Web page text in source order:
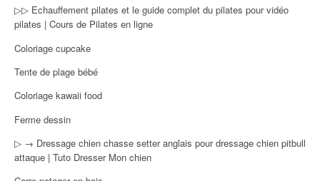
▷▷ Echauffement pilates et le guide complet du pilates pour vidéo
pilates | Cours de Pilates en ligne
Coloriage cupcake
Tente de plage bébé
Coloriage kawaii food
Ferme dessin
▷ → Dressage chien chasse setter anglais pour dressage chien pitbull
attaque | Tuto Dresser Mon chien